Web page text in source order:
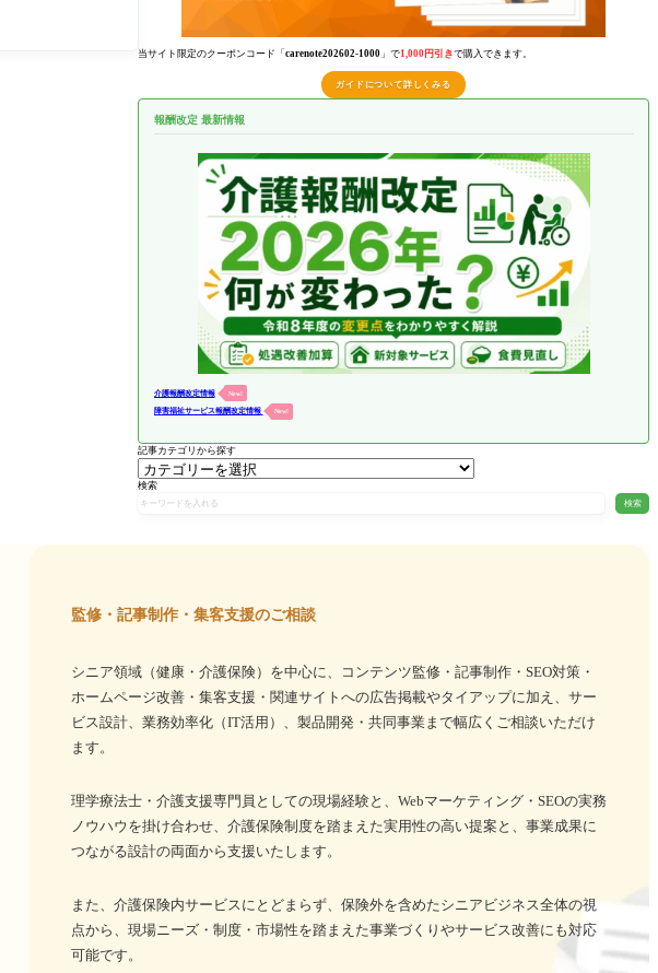
当サイト限定のクーポンコード「 carenote202602-1000 」で1,000円引きで購入できます。
ガイドについて詳しくみる
報酬改定 最新情報
介護報酬改定情報 New!
障害福祉サービス報酬改定情報 New!
記事カテゴリから探す
検索
検索
監修・記事制作・集客支援のご相談
シニア領域（健康・介護保険）を中心に、コンテンツ監修・記事制作・SEO対策・
ホームページ改善・集客支援・関連サイトへの広告掲載やタイアップに加え、サー
ビス設計、業務効率化（IT活用）、製品開発・共同事業まで幅広くご相談いただけ
ます。
理学療法士・介護支援専門員としての現場経験と、Webマーケティング・SEOの実務
ノウハウを掛け合わせ、介護保険制度を踏まえた実用性の高い提案と、事業成果に
つながる設計の両面から支援いたします。
また、介護保険内サービスにとどまらず、保険外を含めたシニアビジネス全体の視
点から、現場ニーズ・制度・市場性を踏まえた事業づくりやサービス改善にも対応
可能です。